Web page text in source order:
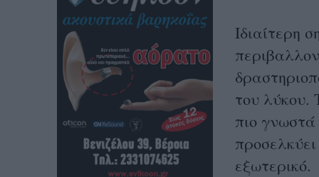
Ιδιαίτερη
του λύκου.
πιο γνωστά
εξωτερικό.